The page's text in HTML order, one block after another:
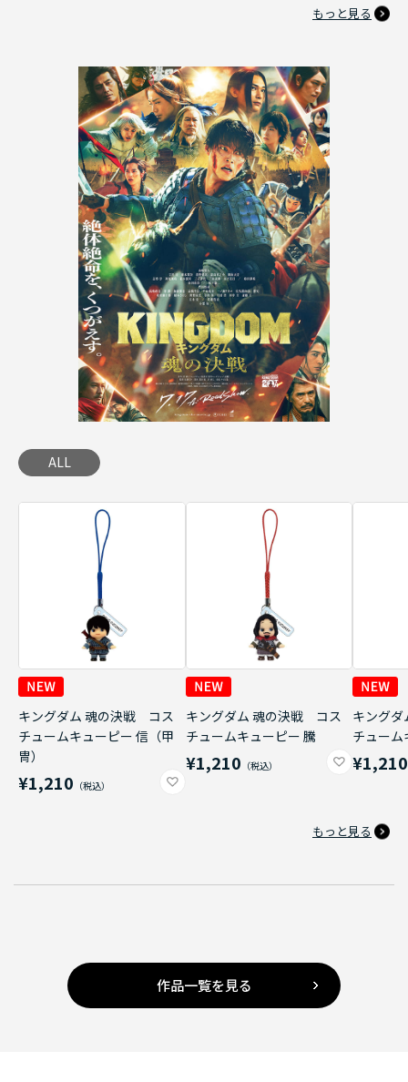
もっと見る
ALL
キングダム 魂の決戦 コス
チュームキューピー 信（甲
冑）
¥1,210
キングダム 魂の決戦 コス
チュームキューピー 騰
¥1,210
キング
チューム
¥1,210
もっと見る
作品一覧を見る